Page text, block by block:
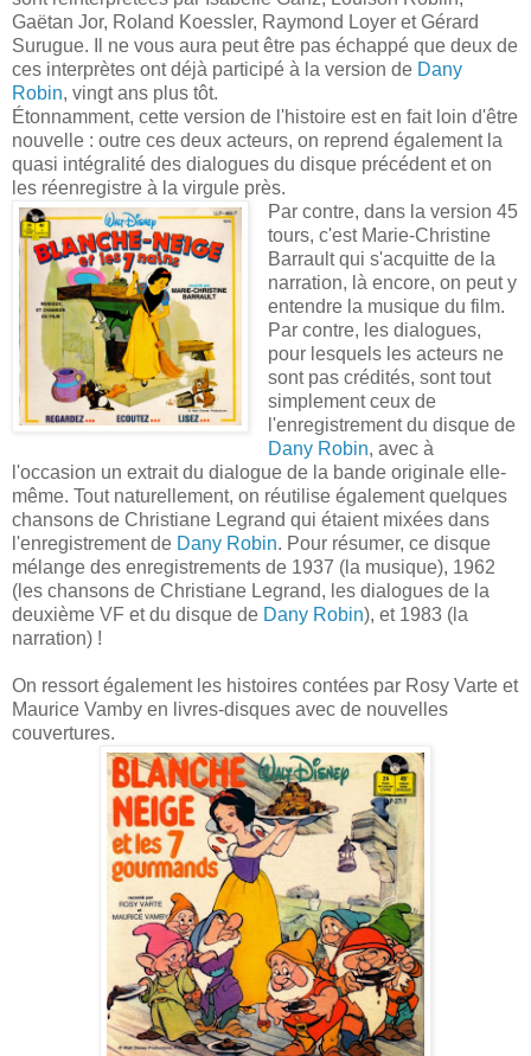
Gaëtan Jor, Roland Koessler, Raymond Loyer et Gérard
Surugue. Il ne vous aura peut être pas échappé que deux de
ces interprètes ont déjà participé à la version de Dany
Robin, vingt ans plus tôt.
Étonnamment, cette version de l'histoire est en fait loin d'être
nouvelle : outre ces deux acteurs, on reprend également la
quasi intégralité des dialogues du disque précédent et on
les réenregistre à la virgule près.
Par contre, dans la version 45
tours, c'est Marie-Christine
Barrault qui s'acquitte de la
narration, là encore, on peut y
entendre la musique du film.
Par contre, les dialogues,
pour lesquels les acteurs ne
sont pas crédités, sont tout
simplement ceux de
l'enregistrement du disque de
Dany Robin, avec à
l'occasion un extrait du dialogue de la bande originale elle-
même. Tout naturellement, on réutilise également quelques
chansons de Christiane Legrand qui étaient mixées dans
l'enregistrement de Dany Robin. Pour résumer, ce disque
mélange des enregistrements de 1937 (la musique), 1962
(les chansons de Christiane Legrand, les dialogues de la
deuxième VF et du disque de Dany Robin), et 1983 (la
narration) !
On ressort également les histoires contées par Rosy Varte et
Maurice Vamby en livres-disques avec de nouvelles
couvertures.